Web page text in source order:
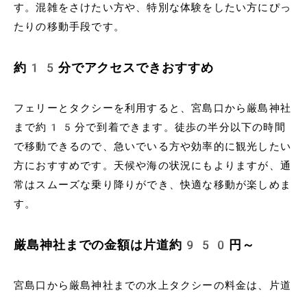
す。混雑をさけたい方や、特別な体験をしたい方にぴっ
たりの移動手段です。
約15分でアクセスできおすすめ
フェリーとタクシーを利用すると、宮島口から厳島神社
まで約15分で到着できます。徒歩の半分以下の時間
で移動できるので、急いでいる方や効率的に観光したい
方におすすめです。天候や海の状況にもよりますが、通
常はスムーズな乗り降りができ、快適な移動が楽しめま
す。
厳島神社までの金額は片道約950円～
宮島口から厳島神社までの水上タクシーの料金は、片道